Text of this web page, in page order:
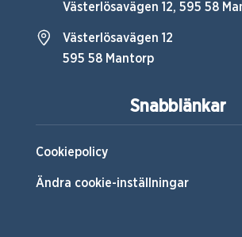
Snabblänkar
Cookiepolicy
Ändra cookie-inställningar
Västerlösavägen 12, 595 58
Västerlösavägen 12
595 58 Mantorp